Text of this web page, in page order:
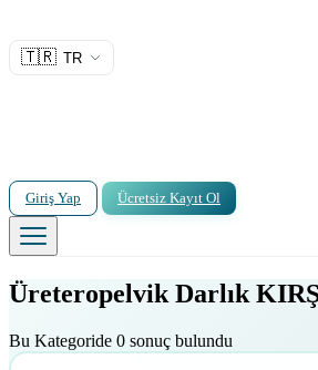
🇹🇷 TR
Giriş Yap Ücretsiz Kayıt Ol
Üreteropelvik Darlık
Bu Kategoride 0 sonuç bulundu